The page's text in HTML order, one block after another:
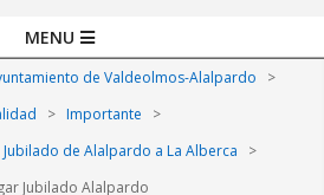
MENU
de Valdeolmos-Alalpardo
>
> Importante
>
de Alalpardo a La Alberca
>
Jubilado Alalpardo